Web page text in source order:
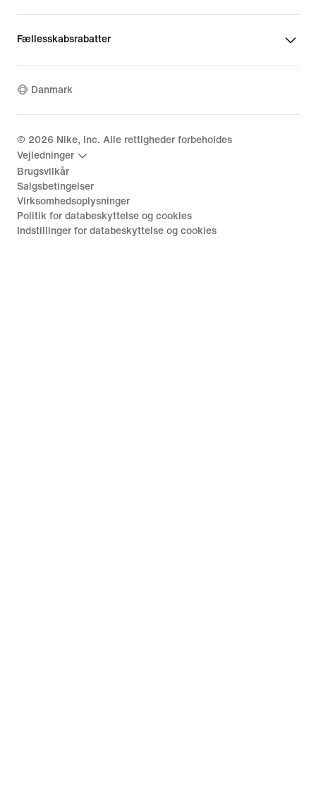
Fællesskabsrabatter
Danmark
© 2026 Nike, Inc. Alle rettigheder forbeholdes
Vejledninger
Brugsvilkår
Salgsbetingelser
Virksomhedsoplysninger
Politik for databeskyttelse og cookies
Indstillinger for databeskyttelse og cookies